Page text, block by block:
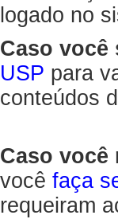
logado no
Caso você
USP para
conteúdos
Caso você
você faça
requeiram